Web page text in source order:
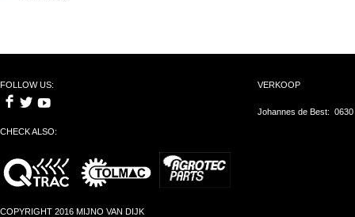
FOLLOW US:
CHECK ALSO:
COPYRIGHT 2016 MIJNO VAN DIJK
VERKOOP
Johannes de Best: 0630